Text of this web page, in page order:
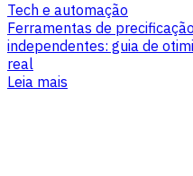
Tech e automação
Ferramentas de
independentes: guia de
real
Leia mais